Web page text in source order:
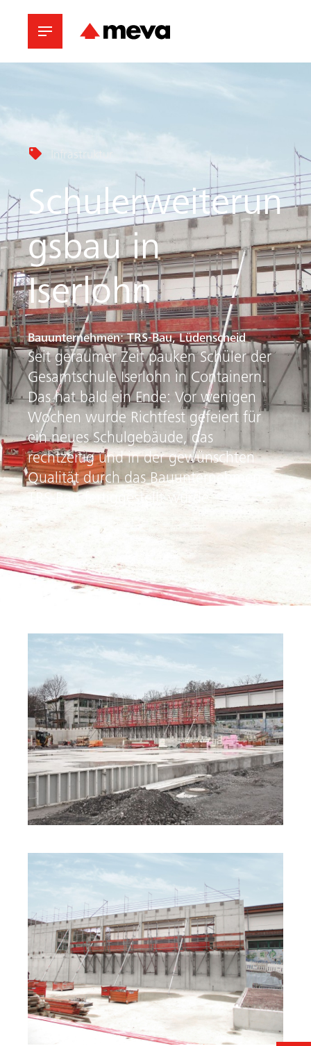
Infrastruktur
Schulerweiterun
gsbau in
Iserlohn
Bauunternehmen: TRS-Bau, Lüdenscheid
Seit geraumer Zeit pauken Schüler der
Gesamtschule Iserlohn in Containern.
Das hat bald ein Ende: Vor wenigen
Wochen wurde Richtfest gefeiert für
ein neues Schulgebäude, das
rechtzeitig und in der gewünschten
Qualität durch das Bauunternehmen
TRS-Bau fertiggestellt wurde.